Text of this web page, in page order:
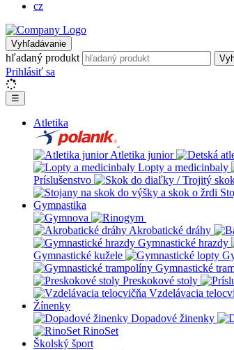
cz
Vyhľadávanie
hľadaný produkt
Prihlásiť sa
☰
Atletika
Atletika junior
Lopty a medicinbaly
Príslušenstvo
Gymnastika
Akrobatické dráhy
Gymnastické hrazdy
Gymnastické kužele
Gymnastické
Preskokové stoly
Vzdelávacia
Žínenky
Dopadové žinenky
RinoSet
Školský šport